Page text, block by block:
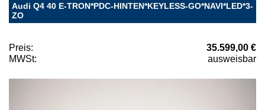
Audi Q4 40 E-TRON*PDC-HINTEN*KEYLESS-GO*NAVI*LED*3-
ZO
Preis:
35.599,00 €
MWSt:
ausweisbar